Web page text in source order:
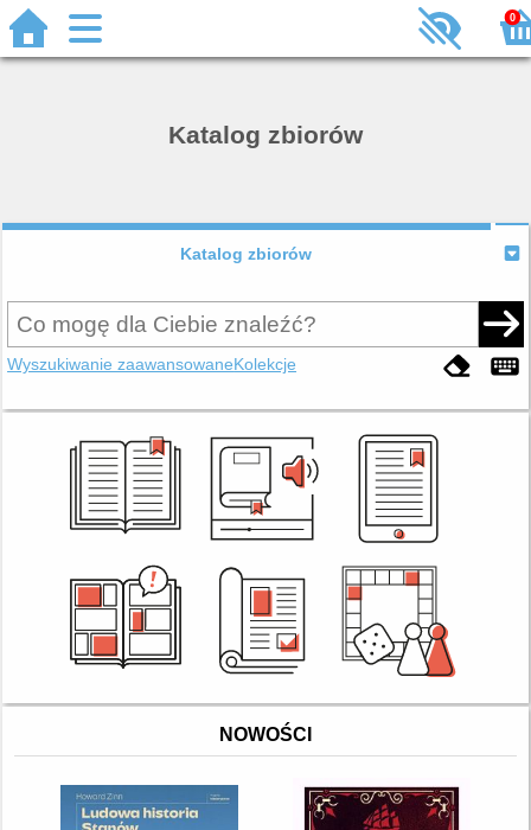
0
Katalog zbiorów
Katalog zbiorów
Wyszukiwanie zaawansowaneKolekcje
NOWOŚCI